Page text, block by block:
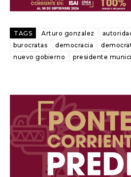
TAGS Arturo gonzalez
burocratas
democracia
nuevo gobierno
presidente